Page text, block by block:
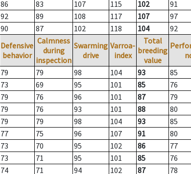
86 83 107 115 102
91
92 89 108 117 107
97
90 87 102 118 104 92
Defensive
behavior
Calmness
during
inspection
Swarming
drive
Varroa-
index
Total
breeding
value
79 79 98 104 93
85
73 69 95 101 85
76
79 76 96 101 87
79
79 76 93 101 88
80
79 79 98 104 93
85
77 75 96 107 91
80
73 70 95 102 86
77
73 71 95 101 85
76
74 71 94 102 87 78